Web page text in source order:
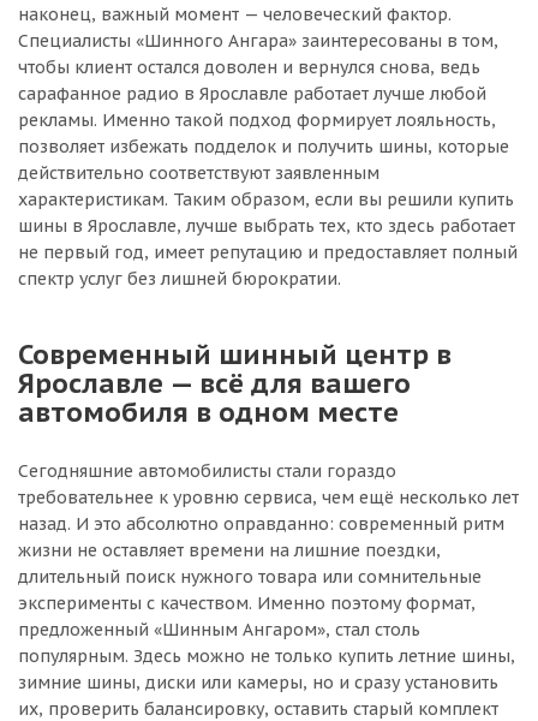
наконец, важный момент — человеческий фактор.
Специалисты «Шинного Ангара» заинтересованы в том,
чтобы клиент остался доволен и вернулся снова, ведь
сарафанное радио в Ярославле работает лучше любой
рекламы. Именно такой подход формирует лояльность,
позволяет избежать подделок и получить шины, которые
действительно соответствуют заявленным
характеристикам. Таким образом, если вы решили купить
шины в Ярославле, лучше выбрать тех, кто здесь работает
не первый год, имеет репутацию и предоставляет полный
спектр услуг без лишней бюрократии.
Современный шинный центр в
Ярославле — всё для вашего
автомобиля в одном месте
Сегодняшние автомобилисты стали гораздо
требовательнее к уровню сервиса, чем ещё несколько лет
назад. И это абсолютно оправданно: современный ритм
жизни не оставляет времени на лишние поездки,
длительный поиск нужного товара или сомнительные
эксперименты с качеством. Именно поэтому формат,
предложенный «Шинным Ангаром», стал столь
популярным. Здесь можно не только купить летние шины,
зимние шины, диски или камеры, но и сразу установить
их, проверить балансировку, оставить старый комплект